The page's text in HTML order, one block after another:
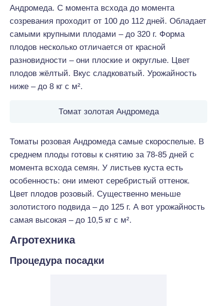
Андромеда. С момента всхода до момента
созревания проходит от 100 до 112 дней. Обладает
самыми крупными плодами – до 320 г. Форма
плодов несколько отличается от красной
разновидности – они плоские и округлые. Цвет
плодов жёлтый. Вкус сладковатый. Урожайность
ниже – до 8 кг с м².
Томат золотая Андромеда
Томаты розовая Андромеда самые скороспелые. В
среднем плоды готовы к снятию за 78-85 дней с
момента всхода семян. У листьев куста есть
особенность: они имеют серебристый оттенок.
Цвет плодов розовый. Существенно меньше
золотистого подвида – до 125 г. А вот урожайность
самая высокая – до 10,5 кг с м².
Агротехника
Процедура посадки